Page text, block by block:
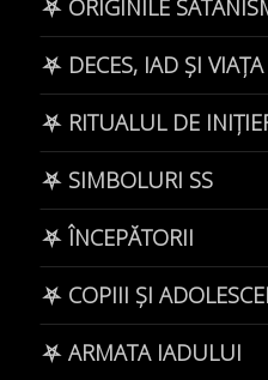
⛧ ORIGINILE
⛧ DECES, IAD ȘI
⛧ RITUALUL DE
⛧ SIMBOLURI SS
⛧ ÎNCEPĂTORII
⛧ COPIII ȘI
⛧ ARMATA IADULUI